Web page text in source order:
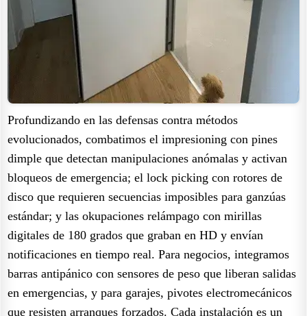
Profundizando en las defensas contra métodos
evolucionados, combatimos el impresioning con pines
dimple que detectan manipulaciones anómalas y activan
bloqueos de emergencia; el lock picking con rotores de
disco que requieren secuencias imposibles para ganzúas
estándar; y las okupaciones relámpago con mirillas
digitales de 180 grados que graban en HD y envían
notificaciones en tiempo real. Para negocios, integramos
barras antipánico con sensores de peso que liberan salidas
en emergencias, y para garajes, pivotes electromecánicos
que resisten arranques forzados. Cada instalación es un